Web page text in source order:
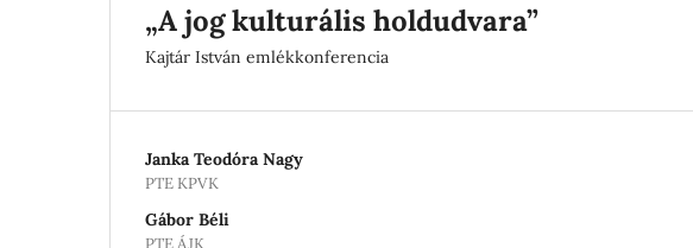
„A jog kulturális holdudvara”
Kajtár István emlékkonferencia
Janka Teodóra Nagy
PTE KPVK
Gábor Béli
PTE ÁJK